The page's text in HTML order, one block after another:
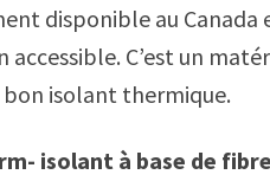
disponible au Canada
accessible. C’est un
bon isolant thermique.
isolant à base de